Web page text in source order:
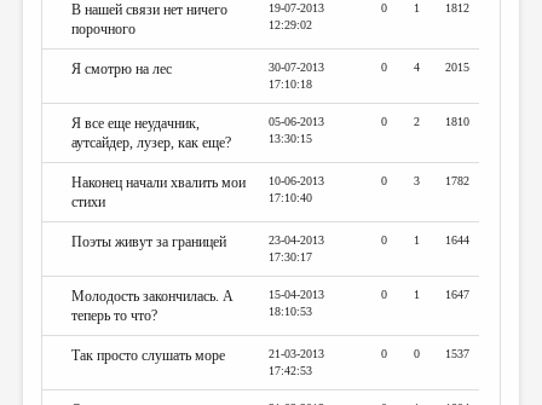
В нашей связи нет ничего
порочного
19-07-2013
12:29:02
0 1 1812
Я смотрю на лес
30-07-2013
17:10:18
0 4 2015
Я все еще неудачник,
аутсайдер, лузер, как еще?
05-06-2013
13:30:15
0 2 1810
Наконец начали хвалить мои
стихи
10-06-2013
17:10:40
0 3 1782
Поэты живут за границей
23-04-2013
17:30:17
0 1 1644
Молодость закончилась. А
теперь то что?
15-04-2013
18:10:53
0 1 1647
Так просто слушать море
21-03-2013
17:42:53
0 0 1537